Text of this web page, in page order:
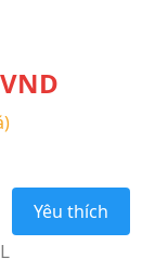
VND
Yêu thích